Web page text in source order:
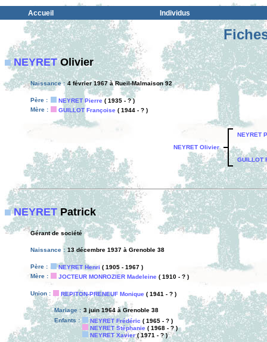
Accueil Individus
NEYRETOlivier
Naissance : 4 février 1967 à Rueil-Malmaison 92
Père : NEYRET Pierre ( 1935 - ? )
Mère :
GUILLOT Françoise ( 1944 - ? )
NEYRET Olivier
NEYRET
GUILLOT
NEYRET Patrick
Gérant de société
Naissance : 13 décembre 1937 à Grenoble 38
Père : NEYRET Henri ( 1905 - 1967 )
Mère :
JOCTEUR MONROZIER Madeleine ( 1910 - ? )
Union : REPITON-PRENEUF Monique ( 1941 - ? )
Mariage : 3 juin 1964 à Grenoble 38
Enfants :
NEYRET Frédéric ( 1965 - ? )
NEYRET Stéphanie ( 1968 - ? )
NEYRET Xavier( 1971 - ? )